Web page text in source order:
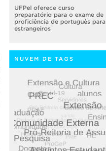
UFPel oferece curso
preparatório para o exame de
proficiência de português para
estrangeiros
NUVEM DE TAGS